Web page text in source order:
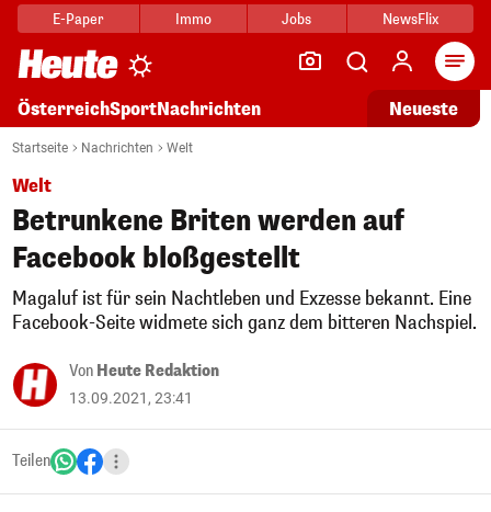
E-Paper Immo Jobs NewsFlix
ÖsterreichSportNachrichten Neueste
Startseite Nachrichten Welt
Welt
Betrunkene Briten werden auf
Facebook bloßgestellt
Magaluf ist für sein Nachtleben und Exzesse bekannt. Eine
Facebook-Seite widmete sich ganz dem bitteren Nachspiel.
Von Heute Redaktion
13.09.2021, 23:41
Teilen